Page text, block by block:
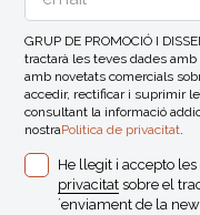
GRUP DE PROMOCIÓ I
tractarà les teves dades
amb novetats comercials
accedir, rectificar i suprimir
consultant la informació
nostraPolitica de privacitat.
He llegit i accepto
privacitat sobre el
´enviament de la